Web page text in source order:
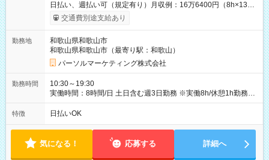
日払い、週払い可（規定有り）月収例：16万6400円（8h×13
日） 【試用期間】試用期間なし
交通費別途支給あり
勤務地
和歌山県和歌山市
和歌山県和歌山市（最寄り駅：和歌山）
パーソルマーケティング株式会社
勤務時間
10:30～19:30
実働時間：8時間/日 土日含む週3日勤務 ※実働8h/休憩1h勤務、
残業ほぼ無し（5h/月）
特徴 日払いOK
気になる！ 応募する 詳細へ